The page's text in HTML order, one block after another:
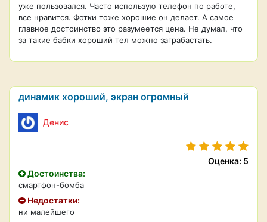
уже пользовался. Часто использую телефон по работе,
все нравится. Фотки тоже хорошие он делает. А самое
главное достоинство это разумеется цена. Не думал, что
за такие бабки хороший тел можно заграбастать.
динамик хороший, экран огромный
Денис
Оценка: 5
Достоинства:
смартфон-бомба
Недостатки:
ни малейшего